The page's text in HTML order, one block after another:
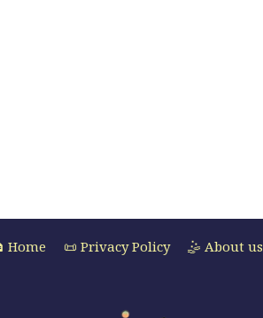
Home 📜 Privacy Policy 🤹 About us